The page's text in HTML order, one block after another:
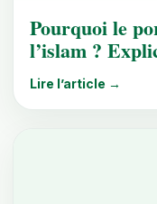
Pourquoi le
l’islam ?
Lire l’article →